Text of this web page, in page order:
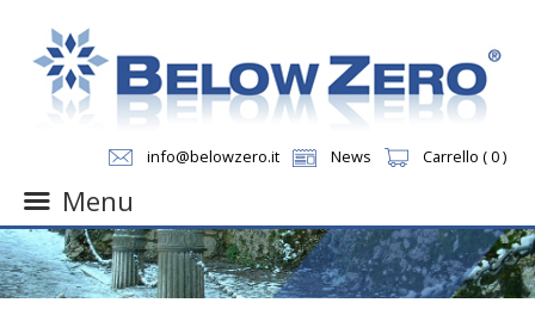
info@belowzero.it News Carrello ( 0 )
Menu
Skip
to
content